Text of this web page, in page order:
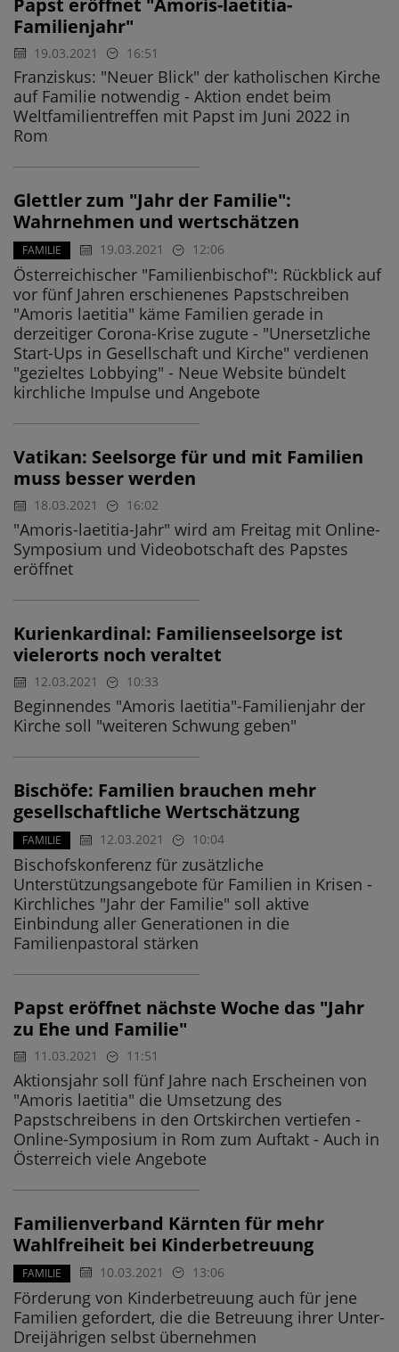
Familienjahr"
19.03.2021 16:51
Franziskus: "Neuer Blick" der katholischen Kirche
auf Familie notwendig - Aktion endet beim
Weltfamilientreffen mit Papst im Juni 2022 in
Rom
Glettler zum "Jahr der Familie":
Wahrnehmen und wertschätzen
FAMILIE 19.03.2021 12:06
Österreichischer "Familienbischof": Rückblick auf
vor fünf Jahren erschienenes Papstschreiben
"Amoris laetitia" käme Familien gerade in
derzeitiger Corona-Krise zugute - "Unersetzliche
Start-Ups in Gesellschaft und Kirche" verdienen
"gezieltes Lobbying" - Neue Website bündelt
kirchliche Impulse und Angebote
Vatikan: Seelsorge für und mit Familien
muss besser werden
18.03.2021 16:02
"Amoris-laetitia-Jahr" wird am Freitag mit Online-
Symposium und Videobotschaft des Papstes
eröffnet
Kurienkardinal: Familienseelsorge ist
vielerorts noch veraltet
12.03.2021 10:33
Beginnendes "Amoris laetitia"-Familienjahr der
Kirche soll "weiteren Schwung geben"
Bischöfe: Familien brauchen mehr
gesellschaftliche Wertschätzung
FAMILIE 12.03.2021 10:04
Bischofskonferenz für zusätzliche
Unterstützungsangebote für Familien in Krisen -
Kirchliches "Jahr der Familie" soll aktive
Einbindung aller Generationen in die
Familienpastoral stärken
Papst eröffnet nächste Woche das "Jahr
zu Ehe und Familie"
11.03.2021 11:51
Aktionsjahr soll fünf Jahre nach Erscheinen von
"Amoris laetitia" die Umsetzung des
Papstschreibens in den Ortskirchen vertiefen -
Online-Symposium in Rom zum Auftakt - Auch in
Österreich viele Angebote
Familienverband Kärnten für mehr
Wahlfreiheit bei Kinderbetreuung
FAMILIE 10.03.2021 13:06
Förderung von Kinderbetreuung auch für jene
Familien gefordert, die die Betreuung ihrer Unter-
Dreijährigen selbst übernehmen